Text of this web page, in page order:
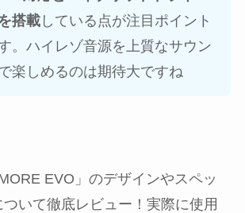
搭載している点が注目ポイント
。ハイレゾ音源を上質なサウン
楽しめるのは期待大ですね
EVO」のデザインやスペッ
いて徹底レビュー！実際に使用